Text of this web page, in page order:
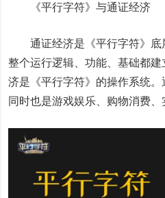
《平行字符》与通证经济
通证经济是《平行字符》底
整个运行逻辑、功能、基础都
济是《平行字符》的操作系统。
同时也是游戏娱乐、购物消费、